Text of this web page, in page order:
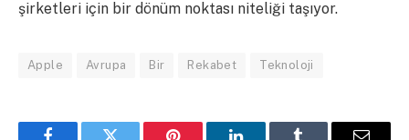
şirketleri için bir dönüm noktası niteliği taşıyor.
Apple Avrupa Bir Rekabet Teknoloji